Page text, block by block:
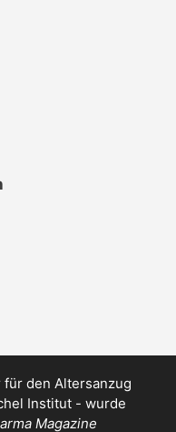
den Altersanzug
Institut - wurde
Magazine